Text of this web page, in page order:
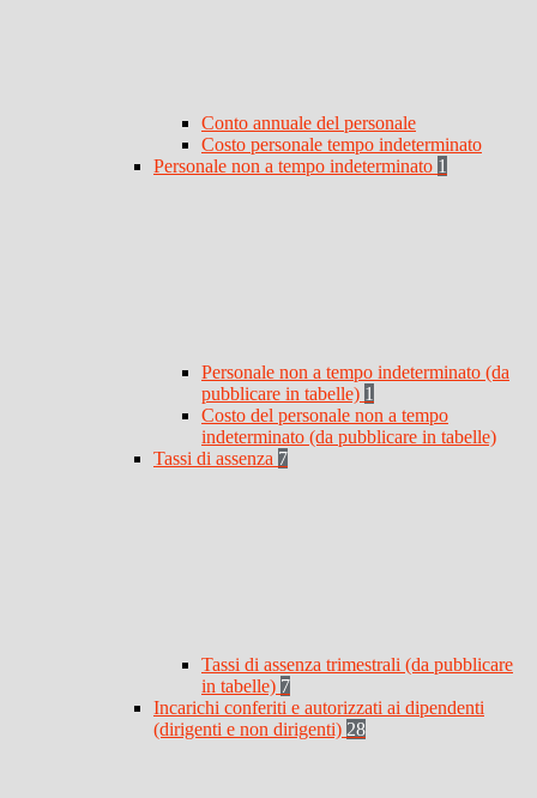
Conto annuale del personale
Costo personale tempo indeterminato
Personale non a tempo indeterminato 1
Personale non a tempo indeterminato (da
pubblicare in tabelle) 1
Costo del personale non a tempo
indeterminato (da pubblicare in tabelle)
Tassi di assenza 7
Tassi di assenza trimestrali (da pubblicare
in tabelle) 7
Incarichi conferiti e autorizzati ai dipendenti
(dirigenti e non dirigenti) 28